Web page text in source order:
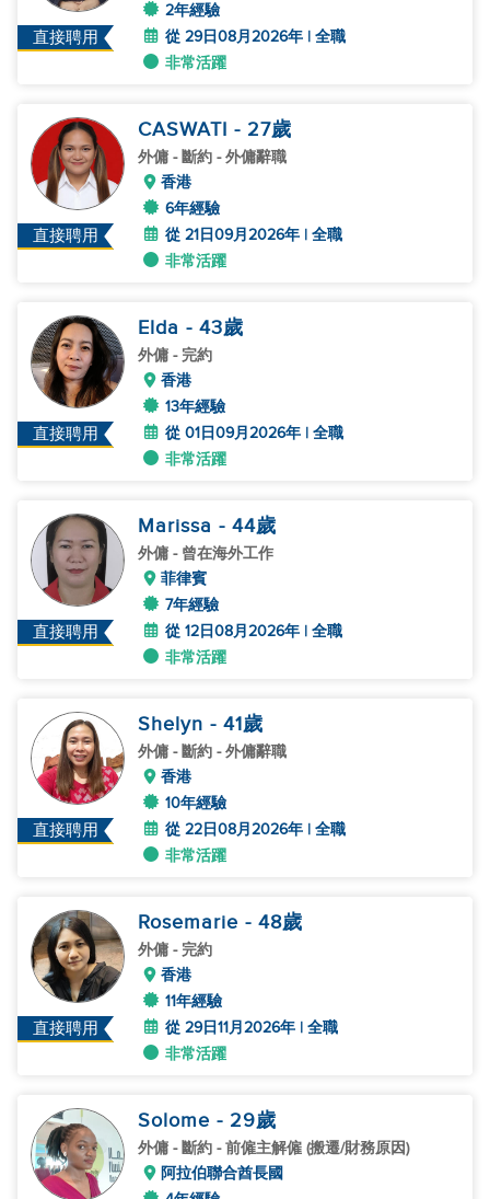
直接聘用
2年經驗
從 29日08月2026年 | 全職
非常活躍
直接聘用
CASWATI - 27歲
外傭 - 斷約 - 外傭辭職
香港
6年經驗
從 21日09月2026年 | 全職
非常活躍
直接聘用
Elda - 43歲
外傭 - 完約
香港
13年經驗
從 01日09月2026年 | 全職
非常活躍
直接聘用
Marissa - 44歲
外傭 - 曾在海外工作
菲律賓
7年經驗
從 12日08月2026年 | 全職
非常活躍
直接聘用
Shelyn - 41歲
外傭 - 斷約 - 外傭辭職
香港
10年經驗
從 22日08月2026年 | 全職
非常活躍
直接聘用
Rosemarie - 48歲
外傭 - 完約
香港
11年經驗
從 29日11月2026年 | 全職
非常活躍
Solome - 29歲
外傭 - 斷約 - 前僱主解僱 (搬遷/財務原因)
阿拉伯聯合酋長國